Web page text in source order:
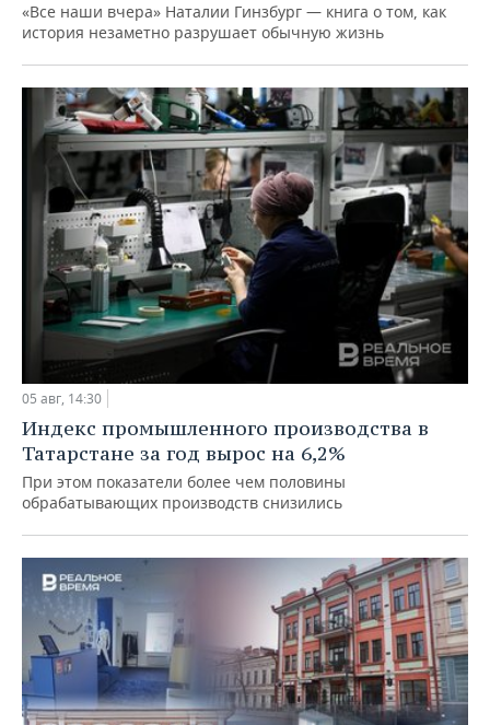
«Все наши вчера» Наталии Гинзбург — книга о том, как
история незаметно разрушает обычную жизнь
05 авг, 14:30
Индекс промышленного производства в
Татарстане за год вырос на 6,2%
При этом показатели более чем половины
обрабатывающих производств снизились